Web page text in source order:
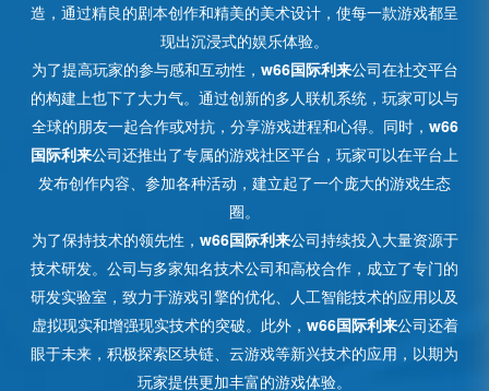
造，通过精良的剧本创作和精美的美术设计，使每一款游戏都呈
现出沉浸式的娱乐体验。
为了提高玩家的参与感和互动性， w66国际利来公司在社交平台
的构建上也下了大力气。通过创新的多人联机系统，玩家可以与
全球的朋友一起合作或对抗，分享游戏进程和心得。同时， w66
国际利来公司还推出了专属的游戏社区平台，玩家可以在平台上
发布创作内容、参加各种活动，建立起了一个庞大的游戏生态
圈。
为了保持技术的领先性， w66国际利来公司持续投入大量资源于
技术研发。公司与多家知名技术公司和高校合作，成立了专门的
研发实验室，致力于游戏引擎的优化、人工智能技术的应用以及
虚拟现实和增强现实技术的突破。此外， w66国际利来公司还着
眼于未来，积极探索区块链、云游戏等新兴技术的应用，以期为
玩家提供更加丰富的游戏体验。